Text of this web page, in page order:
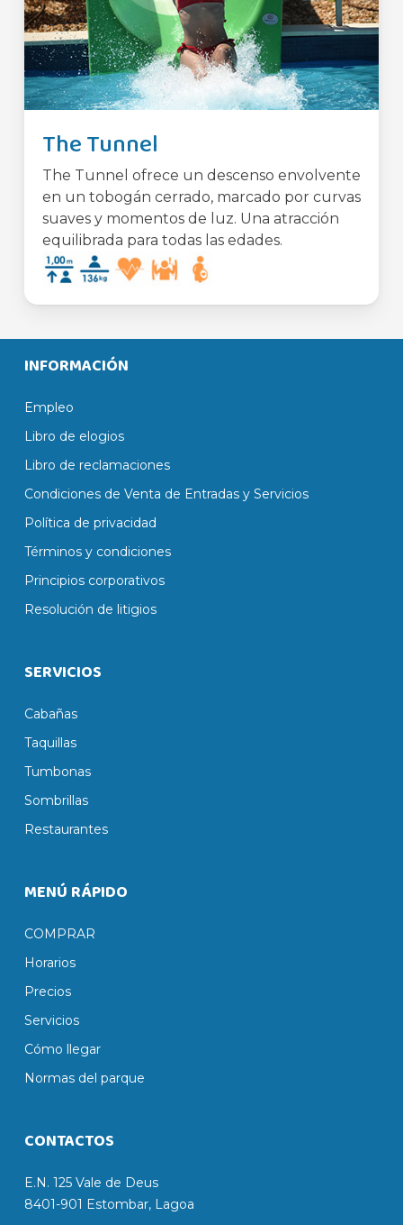
The Tunnel
The Tunnel ofrece un descenso envolvente
en un tobogán cerrado, marcado por curvas
suaves y momentos de luz. Una atracción
equilibrada para todas las edades.
INFORMACIÓN
Empleo
Libro de elogios
Libro de reclamaciones
Condiciones de Venta de Entradas y Servicios
Política de privacidad
Términos y condiciones
Principios corporativos
Resolución de litigios
SERVICIOS
Cabañas
Taquillas
Tumbonas
Sombrillas
Restaurantes
MENÚ RÁPIDO
COMPRAR
Horarios
Precios
Servicios
Cómo llegar
Normas del parque
CONTACTOS
E.N. 125 Vale de Deus
8401-901 Estombar, Lagoa